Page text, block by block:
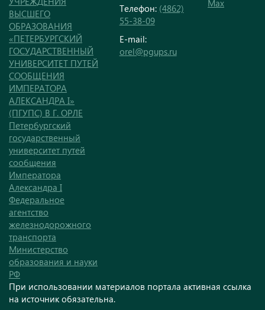
ВЫСШЕГО
ОБРАЗОВАНИЯ
«ПЕТЕРБУРГСКИЙ
ГОСУДАРСТВЕННЫЙ
УНИВЕРСИТЕТ ПУТЕЙ
СООБЩЕНИЯ
ИМПЕРАТОРА
АЛЕКСАНДРА I»
(ПГУПС) В Г. ОРЛЕ
Петербургский
государственный
университет путей
сообщения
Императора
Александра I
Федеральное
агентство
железнодорожного
транспорта
Министерство
образования и науки
РФ
Телефон: (4862)
55-38-09
E-mail:
orel@pgups.ru
При использовании материалов портала активная ссылка
на источник обязательна.